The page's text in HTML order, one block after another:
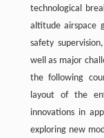
technological
altitude airspace
safety
well as major
the following
layout of the
innovations in
exploring new